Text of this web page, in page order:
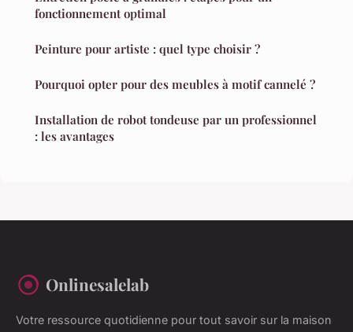
fonctionnement optimal
Peinture pour artiste : quel type choisir ?
Pourquoi opter pour des meubles à motif cannelé ?
Installation de robot tondeuse par un professionnel
: les avantages
Onlinesalelab
Votre ressource quotidienne pour tout savoir sur la maison